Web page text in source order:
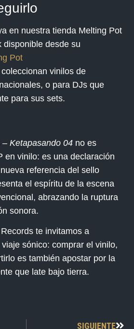
en nuestra tienda Melting Pot
disponible desde su
Pot
vinilos de
o para DJs que
para sus sets.
Ketapasando 04 no es
en vinilo: es una declaración
referencia del sello
el espíritu de la escena
abrazando la ruptura
sonora.
te invitamos a
sónico: comprar el vinilo,
es también apostar por la
que late bajo tierra.
SIGUIENTE